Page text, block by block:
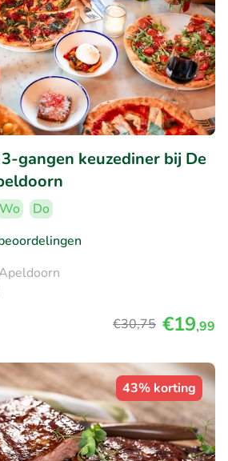
gangen keuzediner bij De
Wo
Do
€30,75 €19,99
43% korting